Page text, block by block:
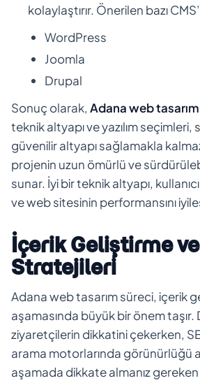
kolaylaştırır. Önerilen bazı
WordPress
Joomla
Drupal
Sonuç olarak, Adana web
teknik altyapı ve yazılım
güvenilir altyapı sağlamakla
projenin uzun ömürlü ve
sunar. İyi bir teknik altyapı,
ve web sitesinin performansını
İçerik Geliştirme ve
Stratejileri
Adana web tasarım süreci, içerik
aşamasında büyük bir önem taşır.
ziyaretçilerin dikkatini çekerken,
arama motorlarında görünürlüğü
aşamada dikkate almanız